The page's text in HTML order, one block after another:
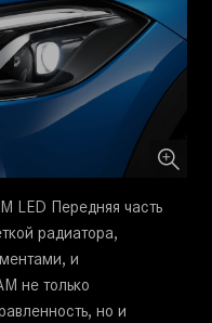
LED Передняя часть
радиатора,
и
не только
но и